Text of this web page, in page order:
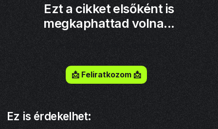
Ezt a cikket elsőként is
megkaphattad volna...
📩 Feliratkozom 📩
Ez is érdekelhet: